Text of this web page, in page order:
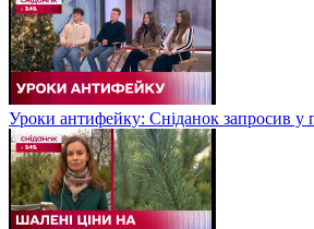
Уроки антифейку: Сніданок запросив у